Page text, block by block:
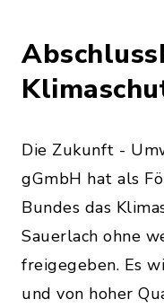
Die Zukunft -
gGmbH hat als
Bundes das
Sauerlach ohne
freigegeben. Es
und von hoher